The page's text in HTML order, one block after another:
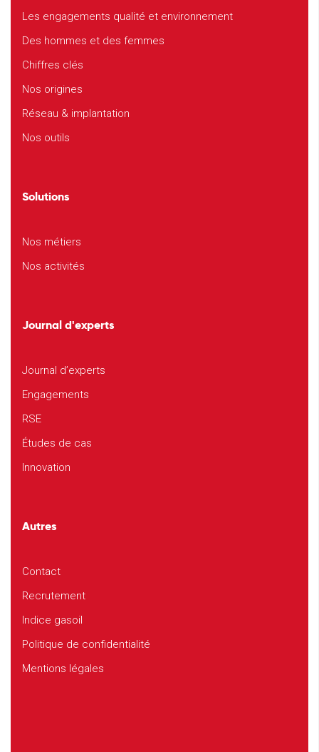
Les engagements qualité et environnement
Des hommes et des femmes
Chiffres clés
Nos origines
Réseau & implantation
Nos outils
Solutions
Nos métiers
Nos activités
Journal d'experts
Journal d’experts
Engagements
RSE
Études de cas
Innovation
Autres
Contact
Recrutement
Indice gasoil
Politique de confidentialité
Mentions légales